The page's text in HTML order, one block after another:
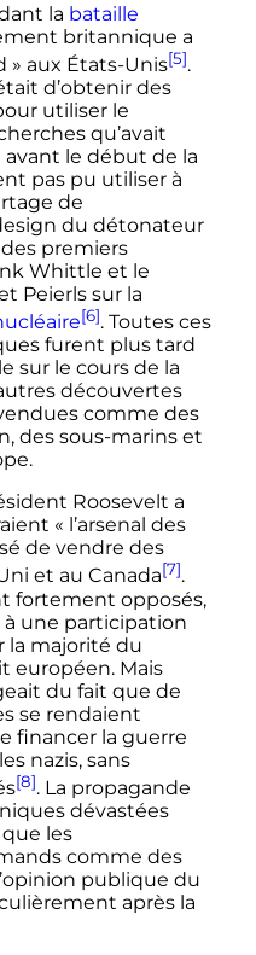
la bataille
britannique a
» aux États-Unis[5].
d’obtenir des
utiliser le
qu’avait
le début de la
pas pu utiliser à
de
du détonateur
premiers
Whittle et le
Peierls sur la
[6]. Toutes ces
furent plus tard
sur le cours de la
découvertes
comme des
des sous-marins et
Roosevelt a
« l’arsenal des
de vendre des
et au Canada[7].
fortement opposés,
une participation
la majorité du
européen. Mais
du fait que de
se rendaient
financer la guerre
nazis, sans
[8]. La propagande
dévastées
les
comme des
publique du
après la